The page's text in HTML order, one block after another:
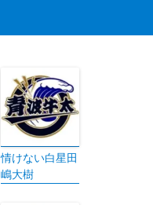
情けない白星田
嶋大樹